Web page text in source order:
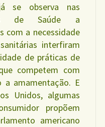
se observa nas
de Saúde a
com a necessidade
interfiram
de práticas de
competem com
a amamentação. E
Unidos, algumas
propõem
americano